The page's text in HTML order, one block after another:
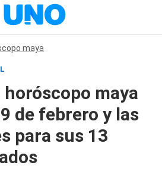
maya
horóscopo maya
de febrero y las
para sus 13